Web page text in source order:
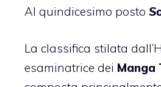
Al quindicesimo posto
La classifica stilata
esaminatrice dei Manga